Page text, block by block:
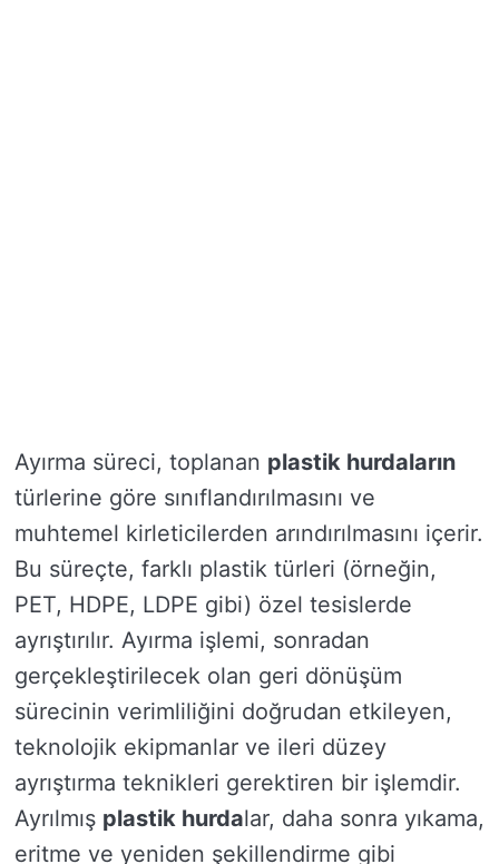
Ayırma süreci, toplanan plastik hurdaların
türlerine göre sınıflandırılmasını ve
muhtemel kirleticilerden arındırılmasını içerir.
Bu süreçte, farklı plastik türleri (örneğin,
PET, HDPE, LDPE gibi) özel tesislerde
ayrıştırılır. Ayırma işlemi, sonradan
gerçekleştirilecek olan geri dönüşüm
sürecinin verimliliğini doğrudan etkileyen,
teknolojik ekipmanlar ve ileri düzey
ayrıştırma teknikleri gerektiren bir işlemdir.
Ayrılmış plastik hurdalar, daha sonra yıkama,
eritme ve yeniden şekillendirme gibi